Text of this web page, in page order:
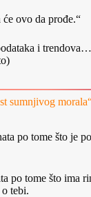
ovo da prođe.“
i
sumnjivog
po tome što je
po tome što ima
tebi.